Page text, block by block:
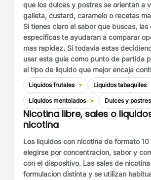
que los dulces y postres se orientan a
galleta, custard, caramelo o recetas
Si tienes claro el sabor que buscas, las
especificas te ayudaran a comparar
mas rapidez. Si todavia estas
usar esta guia como punto de partida
el tipo de liquido que mejor encaja
Liquidos frutales Liquidos tabaquiles
Liquidos mentolados Dulces y postres
Nicotina libre, sales o
nicotina
Los liquidos con nicotina de formato 10
elegirse por concentracion, sabor y
con el dispositivo. Las sales de
formulacion distinta y se utilizan